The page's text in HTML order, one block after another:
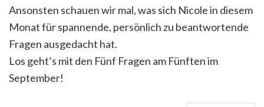
Ansonsten schauen wir mal, was sich Nicole in diesem
Monat für spannende, persönlich zu beantwortende
Fragen ausgedacht hat.
Los geht’s mit den Fünf Fragen am Fünften im
September!